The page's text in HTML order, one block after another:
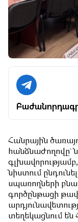
Հանրային
նիստում
սպառողների
գործընթացի
տեղեկացնում են